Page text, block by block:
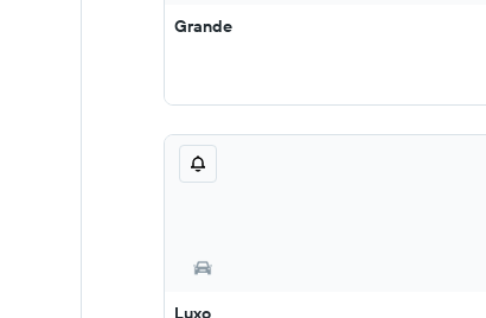
Grande
Luxo